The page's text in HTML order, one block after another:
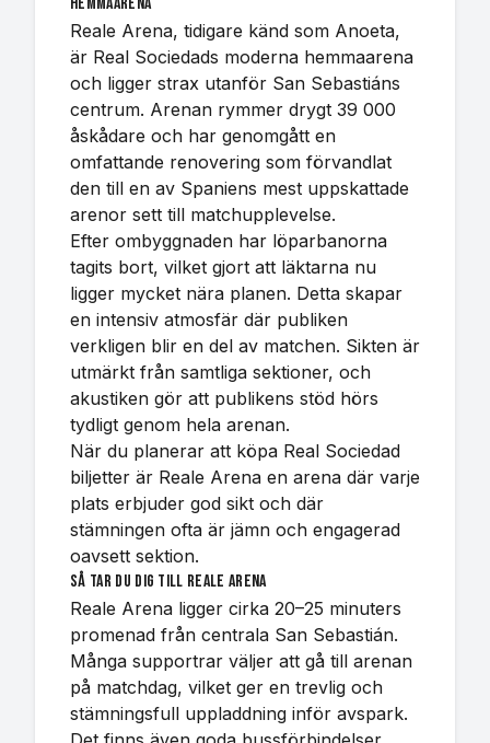
Reale Arena, tidigare känd som Anoeta,
är Real Sociedads moderna hemmaarena
och ligger strax utanför San Sebastiáns
centrum. Arenan rymmer drygt 39 000
åskådare och har genomgått en
omfattande renovering som förvandlat
den till en av Spaniens mest uppskattade
arenor sett till matchupplevelse.
Efter ombyggnaden har löparbanorna
tagits bort, vilket gjort att läktarna nu
ligger mycket nära planen. Detta skapar
en intensiv atmosfär där publiken
verkligen blir en del av matchen. Sikten är
utmärkt från samtliga sektioner, och
akustiken gör att publikens stöd hörs
tydligt genom hela arenan.
När du planerar att köpa Real Sociedad
biljetter är Reale Arena en arena där varje
plats erbjuder god sikt och där
stämningen ofta är jämn och engagerad
oavsett sektion.
Så tar du dig till Reale Arena
Reale Arena ligger cirka 20–25 minuters
promenad från centrala San Sebastián.
Många supportrar väljer att gå till arenan
på matchdag, vilket ger en trevlig och
stämningsfull uppladdning inför avspark.